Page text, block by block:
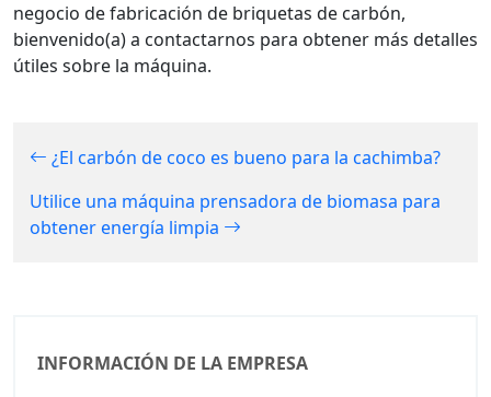
INFORMACIÓN DE LA EMPRESA
negocio de fabricación de briquetas de carbón,
bienvenido(a) a contactarnos para obtener más detalles
útiles sobre la máquina.
¿El carbón de coco es bueno para la cachimba?
Utilice una máquina prensadora de biomasa para
obtener energía limpia